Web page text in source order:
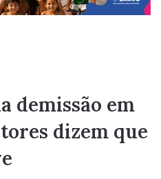
demissão em
dizem que